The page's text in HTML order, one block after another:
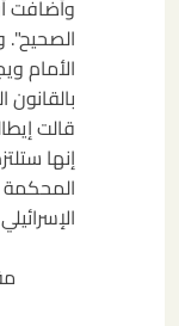
وأضافت
الأمام
بالقانون
قالت
إنها
المحكمة